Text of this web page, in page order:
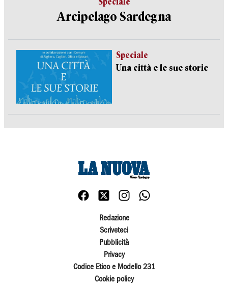
Arcipelago Sardegna
Speciale
Una città e le sue storie
Redazione
Scriveteci
Pubblicità
Privacy
Codice Etico e Modello 231
Cookie policy